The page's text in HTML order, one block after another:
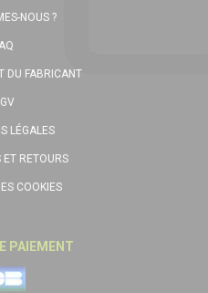
NOUS ?
DU FABRICANT
LÉGALES
ET RETOURS
COOKIES
PAIEMENT